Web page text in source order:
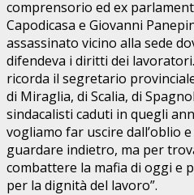
comprensorio ed ex
Capodicasa e Giovanni
assassinato vicino alla sede
difendeva i diritti dei
ricorda il segretario
di Miraglia, di Scalia, di
sindacalisti caduti in quegli
vogliamo far uscire dall’oblio
guardare indietro, ma per
combattere la mafia di oggi e
per la dignità del lavoro”.